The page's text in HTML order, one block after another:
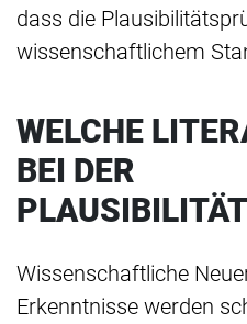
dass die
wissenschaftlichem
WELCHE
BEI DER
Wissenschaftliche
Erkenntnisse werden